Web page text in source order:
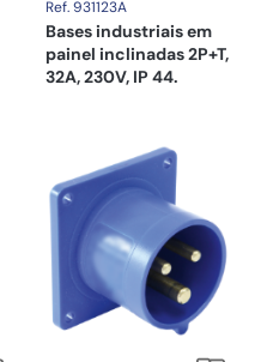
Ref. 931123A
Bases industriais em
painel inclinadas 2P+T,
32A, 230V, IP 44.